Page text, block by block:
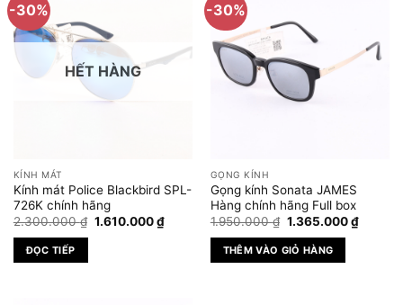
-30%
HẾT HÀNG
KÍNH MÁT
Kính mát Police Blackbird SPL-
726K chính hãng
2.300.000₫ Giá
1.610.000₫Giá
hiện
1.610.000 ₫.
ĐỌC TIẾP
-30%
GỌNG KÍNH
Gọng kính Sonata JAMES
Hàng chính hãng Full box
1.950.000₫ Giá
là:
1.950.000 ₫.
1.365.000₫Giá
hiện
THÊM VÀO GIỎ HÀNG